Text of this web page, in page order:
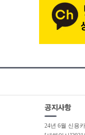
24년 6월 신용